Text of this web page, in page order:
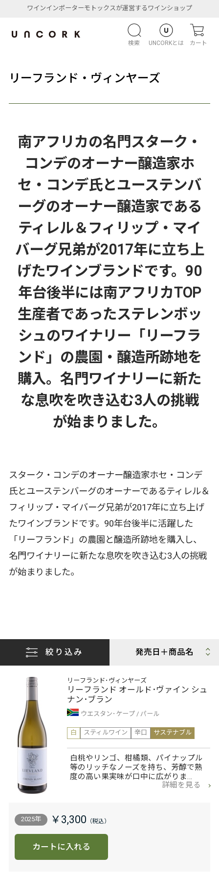
ワインインポーターモトックスが運営するワインショップ
検索 UNCORKとは カート
リーフランド・ヴィンヤーズ
南アフリカの名門スターク・
コンデのオーナー醸造家ホ
セ・コンデ氏とユーステンバ
ーグのオーナー醸造家である
ティレル＆フィリップ・マイ
バーグ兄弟が2017年に立ち上
げたワインブランドです。90
年台後半には南アフリカTOP
生産者であったステレンボッ
シュのワイナリー「リーフラ
ンド」の農園・醸造所跡地を
購入。名門ワイナリーに新た
な息吹を吹き込む3人の挑戦
が始まりました。
スターク・コンデのオーナー醸造家ホセ・コンデ
氏とユーステンバーグのオーナーであるティレル＆
フィリップ・マイバーグ兄弟が2017年に立ち上げ
たワインブランドです。90年台後半に活躍した
「リーフランド」の農園と醸造所跡地を購入し、
名門ワイナリーに新たな息吹を吹き込む3人の挑戦
が始まりました。
絞り込み
リーフランド･ヴィンヤーズ
リーフランド オールド･ヴァイン シュ
ナン･ブラン
ウエスタン･ケープ パール
白
スティルワイン 辛口 サステナブル
白桃やリンゴ、柑橘類、パイナップル
等のリッチなノーズを持ち、芳醇で熟
度の高い果実味が口中に広がりま…
詳細を見る
2025年 ￥3,300
カートに入れる